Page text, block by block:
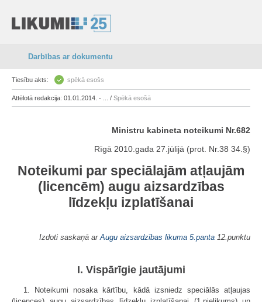
Darbības ar dokumentu
Tiesību akts: spēkā esošs
Attēlotā redakcija: 01.01.2014. - ... / Spēkā esošā
Ministru kabineta noteikumi Nr.682
Rīgā 2010.gada 27.jūlijā (prot. Nr.38 34.§)
Noteikumi par speciālajām atļaujām
(licencēm) augu aizsardzības
līdzekļu izplatīšanai
Izdoti saskaņā ar Augu aizsardzības likuma 5.panta 12.punktu
I. Vispārīgie jautājumi
1. Noteikumi nosaka kārtību, kādā izsniedz speciālās atļaujas